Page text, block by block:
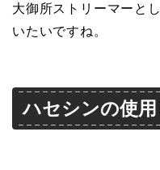
大御所ストリーマーと
いたいですね。
ハセシンの使